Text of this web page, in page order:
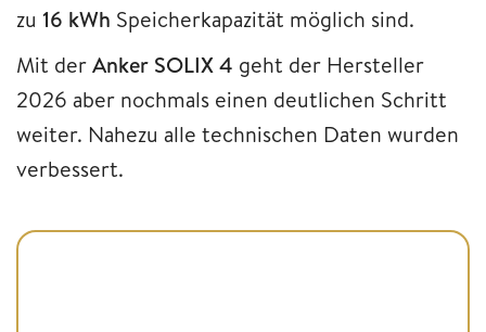
zu 16 kWh Speicherkapazität möglich sind.
Mit derAnker SOLIX 4 geht der Hersteller
2026 aber nochmals einen deutlichen Schritt
weiter. Nahezu alle technischen Daten wurden
verbessert.